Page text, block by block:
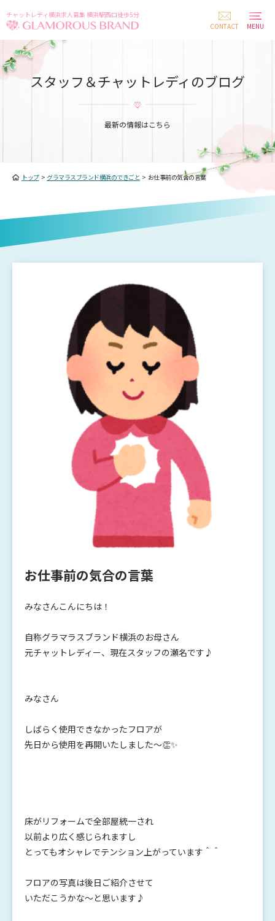
チャットレディ横浜求人募集 横浜駅西口徒歩5分
CONTACT
MENU
スタッフ＆チャットレディのブログ
最新の情報はこちら
トップ> グラマラスブランド横浜のできごと > お仕事前の気合の言葉
お仕事前の気合の言葉
みなさんこんにちは！
自称グラマラスブランド横浜のお母さん
元チャットレディー、現在スタッフの瀬名です♪
みなさん
しばらく使用できなかったフロアが
先日から使用を再開いたしました～👏✨
床がリフォームで全部屋統一され
以前より広く感じられますし
とってもオシャレでテンション上がっています＾＾
フロアの写真は後日ご紹介させて
いただこうかな～と思います♪